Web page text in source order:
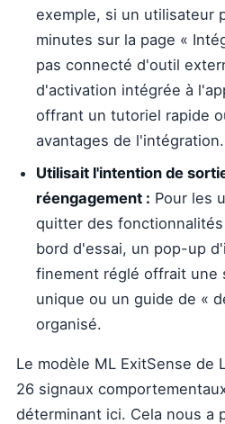
exemple, si un utilisateur
minutes sur la page «
pas connecté d'outil
d'activation intégrée à
offrant un tutoriel rapide
avantages de l'intégration.
Utilisait l'intention de
réengagement : Pour les
quitter des
bord d'essai, un pop-up
finement réglé offrait une
unique ou un guide de «
organisé.
Le modèle ML ExitSense de
26 signaux
déterminant ici. Cela nous a